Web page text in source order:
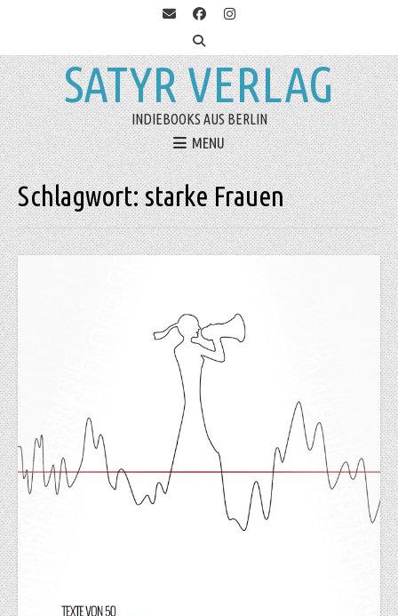
SATYR VERLAG
INDIEBOOKS AUS BERLIN
MENU
Schlagwort:starke Frauen